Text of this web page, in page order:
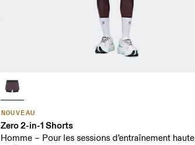
NOUVEAU
Zero 2-in-1 Shorts
Homme – Pour les sessions d’entraînement haute